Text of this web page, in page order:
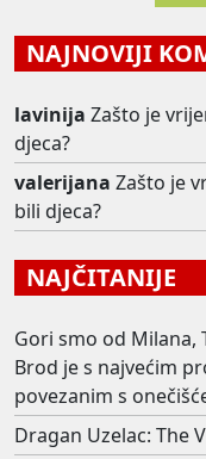
NAJNOVIJI
lavinija Zašto je
djeca?
valerijana Zašto je
bili djeca?
NAJČITANIJE
Gori smo od Milana,
Brod je s najvećim
povezanim s
Dragan Uzelac: The